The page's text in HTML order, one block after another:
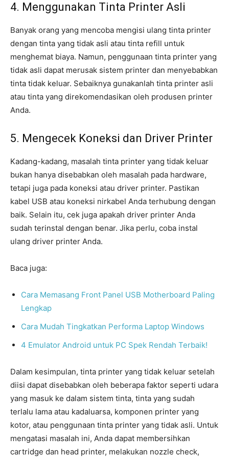
4. Menggunakan Tinta Printer Asli
Banyak orang yang mencoba mengisi ulang tinta printer
dengan tinta yang tidak asli atau tinta refill untuk
menghemat biaya. Namun, penggunaan tinta printer yang
tidak asli dapat merusak sistem printer dan menyebabkan
tinta tidak keluar. Sebaiknya gunakanlah tinta printer asli
atau tinta yang direkomendasikan oleh produsen printer
Anda.
5. Mengecek Koneksi dan Driver Printer
Kadang-kadang, masalah tinta printer yang tidak keluar
bukan hanya disebabkan oleh masalah pada hardware,
tetapi juga pada koneksi atau driver printer. Pastikan
kabel USB atau koneksi nirkabel Anda terhubung dengan
baik. Selain itu, cek juga apakah driver printer Anda
sudah terinstal dengan benar. Jika perlu, coba instal
ulang driver printer Anda.
Baca juga:
Cara Memasang Front Panel USB Motherboard Paling
Lengkap
Cara Mudah Tingkatkan Performa Laptop Windows
4 Emulator Android untuk PC Spek Rendah Terbaik!
Dalam kesimpulan, tinta printer yang tidak keluar setelah
diisi dapat disebabkan oleh beberapa faktor seperti udara
yang masuk ke dalam sistem tinta, tinta yang sudah
terlalu lama atau kadaluarsa, komponen printer yang
kotor, atau penggunaan tinta printer yang tidak asli. Untuk
mengatasi masalah ini, Anda dapat membersihkan
cartridge dan head printer, melakukan nozzle check,